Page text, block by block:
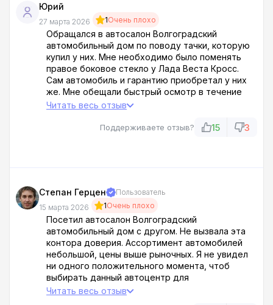
Юрий
27 марта 2026 1Очень плохо
Обращался в автосалон Волгоградский
автомобильный дом по поводу тачки, которую
купил у них. Мне необходимо было поменять
правое боковое стекло у Лада Веста Кросс.
Сам автомобиль и гарантию приобретал у них
же. Мне обещали быстрый осмотр в течение
полутора часа .
мне повредили багажное отделение.
Читать весь отзыв
Поддерживаете отзыв? 15 3
Степан Герцен
Пользователь
15 марта 2026
1Очень плохо
Посетил автосалон Волгоградский
автомобильный дом с другом. Не вызвала эта
контора доверия. Ассортимент автомобилей
небольшой, цены выше рыночных. Я не увидел
ни одного положительного момента, чтоб
выбирать данный автоцентр для
сотрудничества. Советую вообще с ними не
Читать весь отзыв